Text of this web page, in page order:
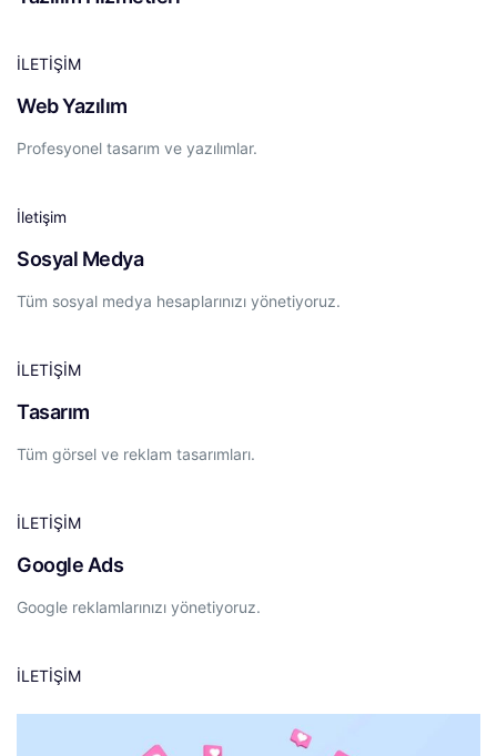
İLETİŞİM
Web Yazılım
Profesyonel tasarım ve yazılımlar.
İletişim
Sosyal Medya
Tüm sosyal medya hesaplarınızı yönetiyoruz.
İLETİŞİM
Tasarım
Tüm görsel ve reklam tasarımları.
İLETİŞİM
Google Ads
Google reklamlarınızı yönetiyoruz.
İLETİŞİM